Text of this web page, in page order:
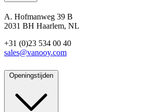
A. Hofmanweg 39 B
2031 BH Haarlem, NL
+31 (0)23 534 00 40
sales@vanooy.com
Openingstijden